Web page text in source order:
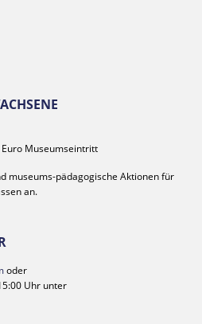
Museumseintritt
museums-pädagogische Aktionen für
an.
oder
Uhr unter